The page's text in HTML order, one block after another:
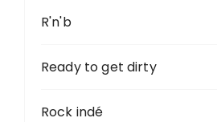
R'n'b
Ready to get dirty
Rock indé